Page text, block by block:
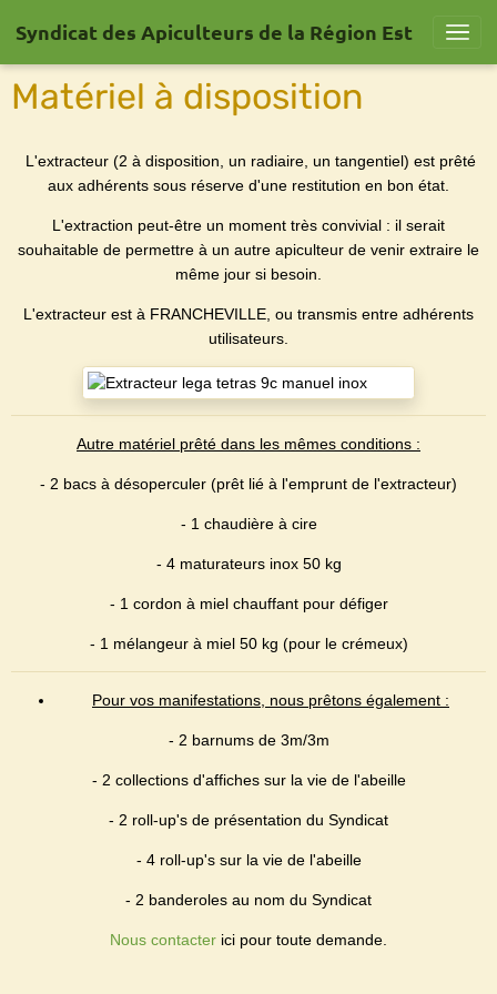
Syndicat des Apiculteurs de la Région Est
Matériel à disposition
L'extracteur (2 à disposition, un radiaire, un tangentiel) est prêté
aux adhérents sous réserve d'une restitution en bon état.
L'extraction peut-être un moment très convivial : il serait
souhaitable de permettre à un autre apiculteur de venir extraire le
même jour si besoin.
L'extracteur est à FRANCHEVILLE, ou transmis entre adhérents
utilisateurs.
Autre matériel prêté dans les mêmes conditions :
- 2 bacs à désoperculer (prêt lié à l'emprunt de l'extracteur)
- 1 chaudière à cire
- 4 maturateurs inox 50 kg
- 1 cordon à miel chauffant pour défiger
- 1 mélangeur à miel 50 kg (pour le crémeux)
Pour vos manifestations, nous prêtons également :
- 2 barnums de 3m/3m
- 2 collections d'affiches sur la vie de l'abeille
- 2 roll-up's de présentation du Syndicat
- 4 roll-up's sur la vie de l'abeille
- 2 banderoles au nom du Syndicat
Nous contacter ici pour toute demande.